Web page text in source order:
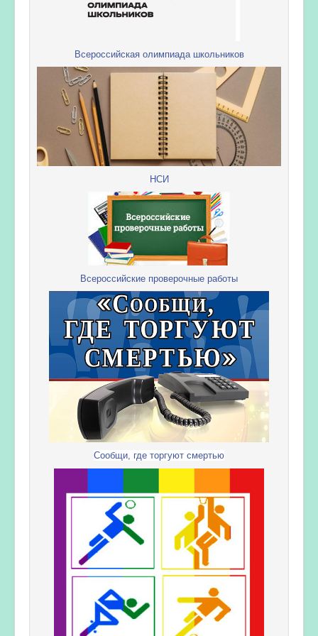
Всероссийская олимпиада школьников
НСИ
Всероссийские проверочные работы
Сообщи, где торгуют смертью